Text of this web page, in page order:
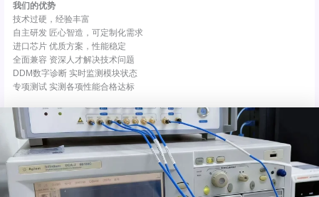
我们的优势
技术过硬，经验丰富
自主研发 匠心智造，可定制化需求
进口芯片 优质方案，性能稳定
全面兼容 资深人才解决技术问题
DDM数字诊断 实时监测模块状态
专项测试 实测各项性能合格达标